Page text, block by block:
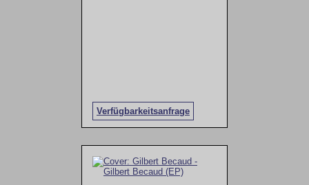
Verfügbarkeitsanfrage